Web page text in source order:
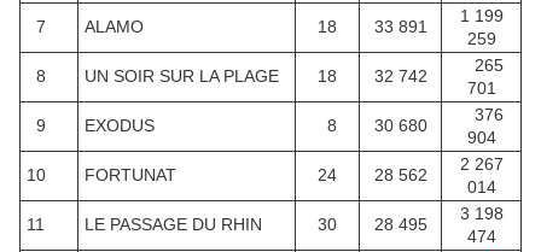
7
ALAMO 18 33 891
1 199
259
8
UN SOIR SUR LA PLAGE 18 32 742
265
701
9
EXODUS 8 30 680
376
904
10
FORTUNAT 24 28 562
2 267
014
11
LE PASSAGE DU RHIN 30 28 495
3 198
474